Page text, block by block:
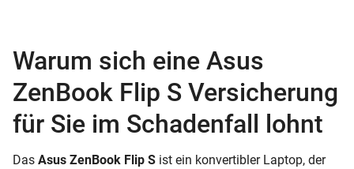
Warum sich eine Asus
ZenBook Flip S Versicherung
für Sie im Schadenfall lohnt
Das Asus ZenBook Flip S ist ein konvertibler Laptop, der